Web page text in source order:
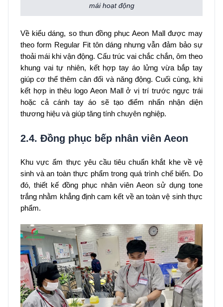
mái hoạt động
Về kiểu dáng, so thun đồng phục Aeon Mall được may
theo form Regular Fit tôn dáng nhưng vẫn đảm bảo sự
thoải mái khi vận động. Cấu trúc vai chắc chắn, ôm theo
khung vai tự nhiên, kết hợp tay áo lửng vừa bắp tay
giúp cơ thể thêm cân đối và năng động. Cuối cùng, khi
kết hợp in thêu logo Aeon Mall ở vị trí trước ngực trái
hoặc cả cánh tay áo sẽ tạo điểm nhấn nhận diện
thương hiệu và giúp tăng tính chuyên nghiệp.
2.4. Đồng phục bếp nhân viên Aeon
Khu vực ẩm thực yêu cầu tiêu chuẩn khắt khe về vệ
sinh và an toàn thực phẩm trong quá trình chế biến. Do
đó, thiết kế đồng phục nhân viên Aeon sử dụng tone
trắng nhằm khẳng định cam kết về an toàn vệ sinh thực
phẩm.